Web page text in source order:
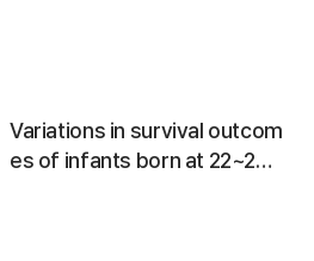
Variations in survival outcom
es of infants born at 22~23